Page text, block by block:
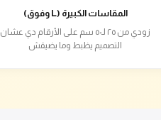
المقاسات الكبيرة (L وفوق)
زودي من ٢٥ لـ٥٠ سم على الأرقام دي عشان
التصميم يظبط وما يضيقش